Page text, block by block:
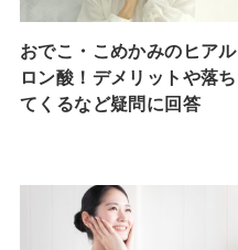
おでこ・こめかみのヒアル
ロン酸！デメリットや落ち
てくるなど疑問に回答